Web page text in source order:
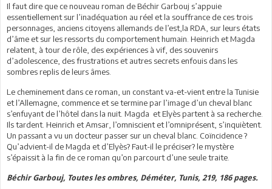
Il faut dire que ce nouveau roman de Béchir Garbouj s’appuie
essentiellement sur l’inadéquation au réel et la souffrance de ces trois
personnages, anciens citoyens allemands de l’est,la RDA, sur leurs états
d’âme et sur les ressorts du comportement humain. Heinrich et Magda
relatent, à tour de rôle, des expériences à vif, des souvenirs
d’adolescence, des frustrations et autres secrets enfouis dans les
sombres replis de leurs âmes.
Le cheminement dans ce roman, un constant va-et-vient entre la Tunisie
et l’Allemagne, commence et se termine par l’image d’un cheval blanc
s’enfuyant de l’hôtel dans la nuit. Magda et Elyès partent à sa recherche.
Ils tardent. Heinrich et Amsar, l’omniscient et l’omniprésent, s’inquiètent.
Un passant a vu un docteur passer sur un cheval blanc. Coïncidence ?
Qu’advient-il de Magda et d’Elyès? Faut-il le préciser? le mystère
s’épaissit à la fin de ce roman qu’on parcourt d’une seule traite.
Béchir Garbouj, Toutes les ombres, Déméter, Tunis, 219, 186 pages.